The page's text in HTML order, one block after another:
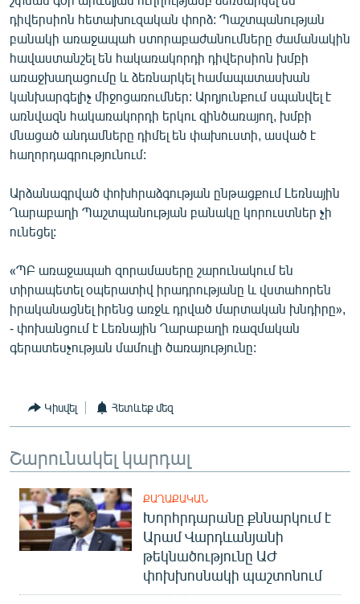
Русский
ՀԵՏԵՎԵՔ ՄԵԶ
«Ազատության» բոլոր կայքերը
դիվերսիոն հետախուզական փորձ: Պաշտպանության
բանակի առաջապահ ստորաբաժանումները ժամանակին
հավաստանշել են հակառակորդի դիվերսիոն խմբի
առաջխաղացումը և ձեռնարկել համապատասխան
կանխարգելիչ միջոցառումներ: Արդյունքում սպանվել է
առնվազն հակառակորդի երկու զինծառայող, խմբի
մնացած անդամները դիմել են փախուստի, ասված է
հաղորդագրությունում:
Արձանագրված փոխհրաձգության ընթացքում Լեռնային
Ղարաբաղի Պաշտպանության բանակը կորուստներ չի
ունեցել:
«ՊԲ առաջապահ զորամասերը շարունակում են
տիրապետել օպերատիվ իրադրությանը և վստահորեն
իրականացնել իրենց առջև դրված մարտական խնդիրը»,
- փոխանցում է Լեռնային Ղարաբաղի ռազմական
գերատեսչության մամուլի ծառայությունը:
Կիսվել Հետևեք մեզ
Շարունակել կարդալ
ՔԱՂԱՔԱԿԱՆ
Խորհրդարանը քննարկում է
Արամ Վարդևանյանի
թեկնածությունը ԱԺ
փոխխոսնակի պաշտոնում